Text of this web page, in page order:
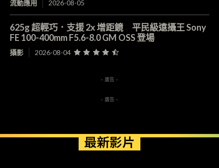
流動應用 2026-08-05
625g 超輕巧．支援 2x 增距鏡 平民級遠攝王 Sony
FE 100-400mm F5.6-8.0 GM OSS 登場
攝影 2026-08-04
- 廣告 -
- 廣告 -
最新影片